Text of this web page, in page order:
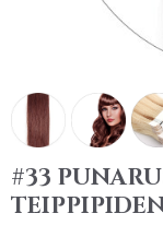
#33